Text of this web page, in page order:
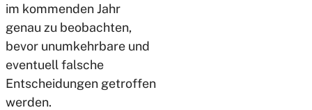
im kommenden Jahr
genau zu beobachten,
bevor unumkehrbare und
eventuell falsche
Entscheidungen getroffen
werden.